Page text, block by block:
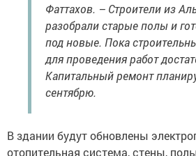
Фаттахов. – Строители из
разобрали старые полы и
под новые. Пока
для проведения работ
Капитальный ремонт
сентябрю.
В здании будут обновлены
отопительная система, стены,